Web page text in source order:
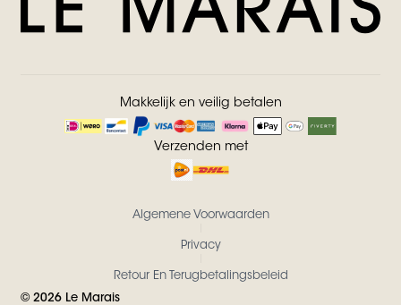
Makkelijk en veilig betalen
Verzenden met
Algemene Voorwaarden
Privacy
Retour En Terugbetalingsbeleid
© 2026 Le Marais